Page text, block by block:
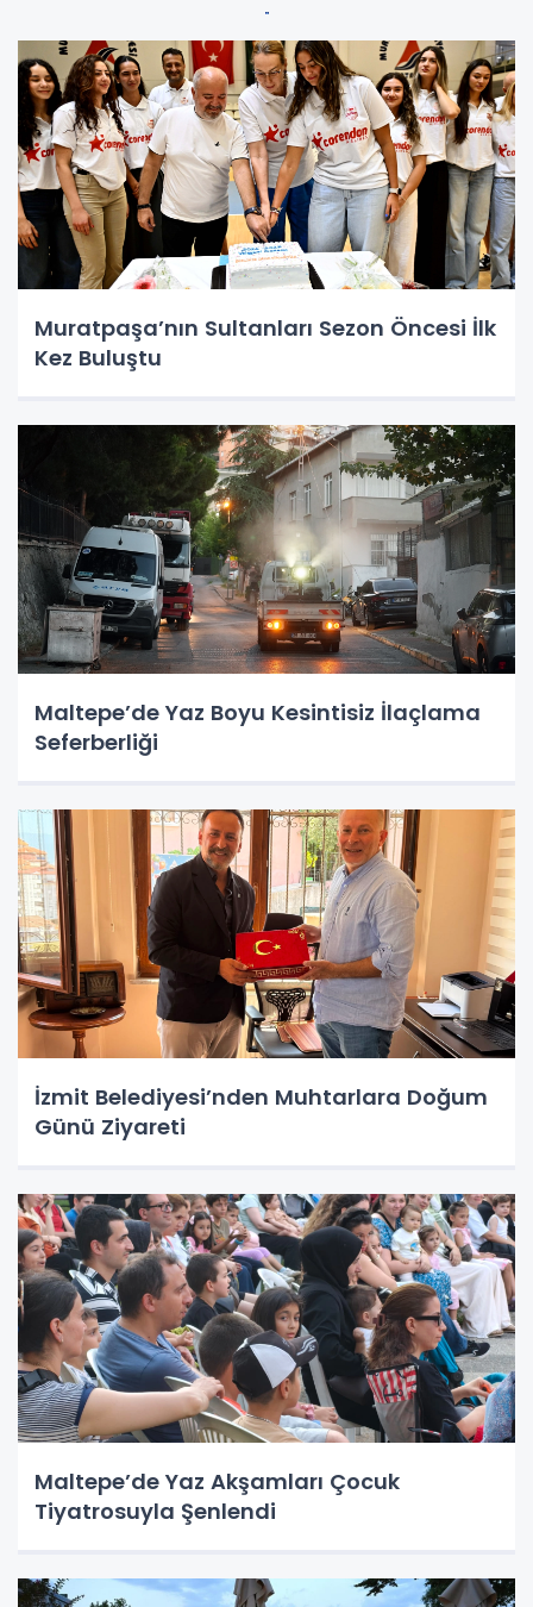
Muratpaşa’nın Sultanları Sezon Öncesi İlk
Kez Buluştu
Maltepe’de Yaz Boyu Kesintisiz İlaçlama
Seferberliği
İzmit Belediyesi’nden Muhtarlara Doğum
Günü Ziyareti
Maltepe’de Yaz Akşamları Çocuk
Tiyatrosuyla Şenlendi